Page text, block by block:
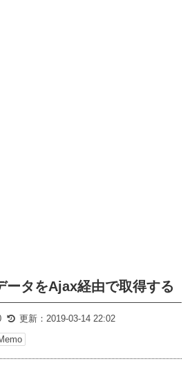
タをAjax経由で取得する
更新： 2019-03-14 22:02